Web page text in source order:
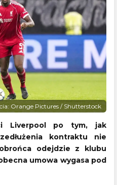
Orange Pictures / Shutterstock
Liverpool po tym, jak
kontraktu nie
odejdzie z klubu
umowa wygasa pod